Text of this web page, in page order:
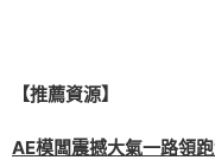
【推薦資源】
AE模闆震撼大氣一路領